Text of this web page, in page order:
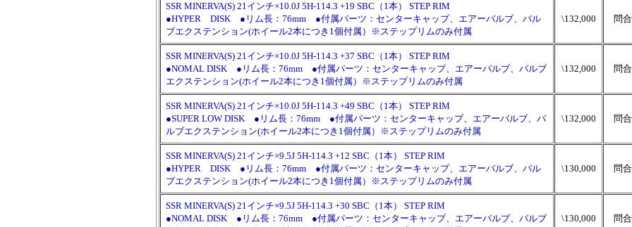
SSR MINERVA(S) 21インチ×10.0J 5H-114.3 +19 SBC（1本） STEP RIM
●HYPER DISK ●リム長：76mm ●付属パーツ：センターキャップ、エアーバルブ、バル
ブエクステンション(ホイール2本につき1個付属）※ステップリムのみ付属
\132,000 問
SSR MINERVA(S) 21インチ×10.0J 5H-114.3 +37 SBC（1本） STEP RIM
●NOMAL DISK ●リム長：76mm ●付属パーツ：センターキャップ、エアーバルブ、バルブ
エクステンション(ホイール2本につき1個付属）※ステップリムのみ付属
\132,000 問
SSR MINERVA(S) 21インチ×10.0J 5H-114.3 +49 SBC（1本） STEP RIM
●SUPER LOW DISK ●リム長：76mm ●付属パーツ：センターキャップ、エアーバルブ、バ
ルブエクステンション(ホイール2本につき1個付属）※ステップリムのみ付属
\132,000 問
SSR MINERVA(S) 21インチ×9.5J 5H-114.3 +12 SBC（1本） STEP RIM
●HYPER DISK ●リム長：76mm ●付属パーツ：センターキャップ、エアーバルブ、バル
ブエクステンション(ホイール2本につき1個付属）※ステップリムのみ付属
\130,000 問
SSR MINERVA(S) 21インチ×9.5J 5H-114.3 +30 SBC（1本） STEP RIM
●NOMAL DISK ●リム長：76mm ●付属パーツ：センターキャップ、エアーバルブ、バルブ
\130,000 問